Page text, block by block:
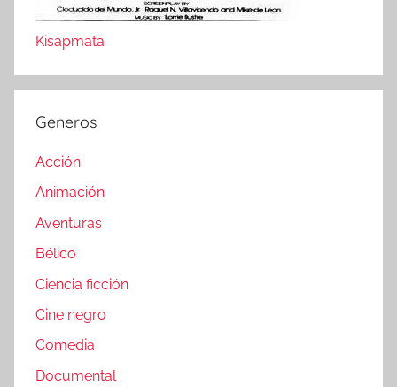
Kisapmata
Generos
Acción
Animación
Aventuras
Bélico
Ciencia ficción
Cine negro
Comedia
Documental